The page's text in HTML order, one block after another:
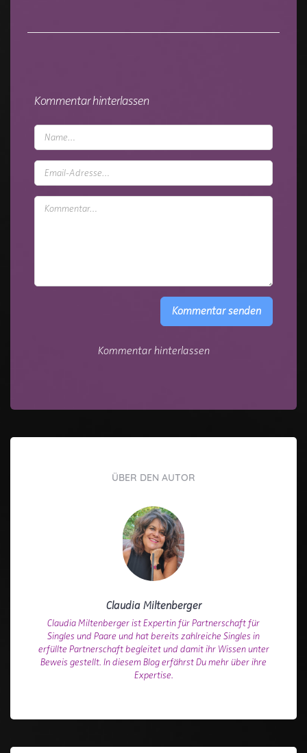
Kommentar hinterlassen
Kommentar senden
Kommentar hinterlassen
ÜBER DEN AUTOR
Claudia Miltenberger
Claudia Miltenberger ist Expertin für Partnerschaft für
Singles und Paare und hat bereits zahlreiche Singles in
erfüllte Partnerschaft begleitet und damit ihr Wissen unter
Beweis gestellt. In diesem Blog erfährst Du mehr über ihre
Expertise.